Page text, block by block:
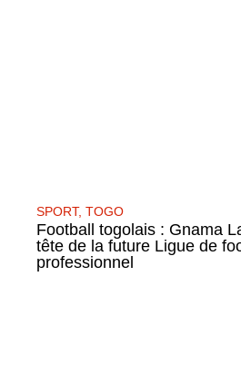
SPORT, TOGO
Football togolais : Gnama
tête de la future Ligue de
professionnel